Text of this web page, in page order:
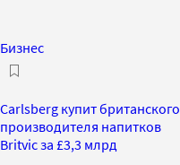
Бизнес
Carlsberg купит британского
производителя напитков
Britvic за £3,3 млрд